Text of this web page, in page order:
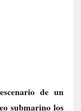
de un
submarino los